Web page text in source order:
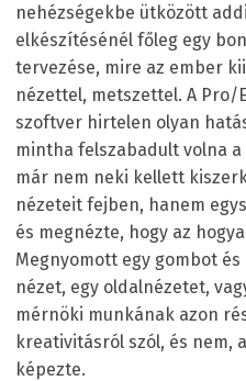
nehézségekbe ütközött
elkészítésénél főleg egy
tervezése, mire az ember
nézettel, metszettel. A
szoftver hirtelen olyan
mintha felszabadult volna
már nem neki kellett
nézeteit fejben, hanem
és megnézte, hogy az
Megnyomott egy gombot
nézet, egy oldalnézetet,
mérnöki munkának azon
kreativitásról szól, és nem,
képezte.